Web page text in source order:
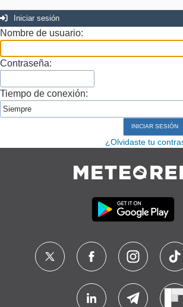
Iniciar sesión
Nombre de usuario:
Contraseña:
Tiempo de conexión:
¿Olvidaste tu